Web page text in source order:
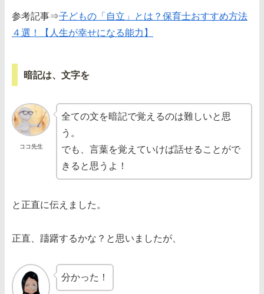
参考記事⇒子どもの「自立」とは？保育士おすすめ方法
４選！【人生が幸せになる能力】
暗記は、文字を
ココ先生
全ての文を暗記で覚えるのは難しいと思
う。
でも、言葉を覚えていけば話せることがで
きると思うよ！
と正直に伝えました。
正直、躊躇するかな？と思いましたが、
分かった！